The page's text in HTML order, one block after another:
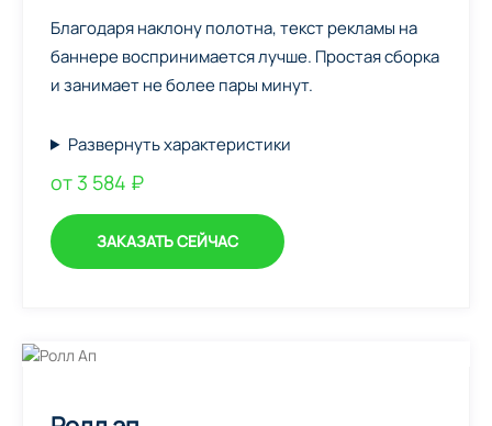
Благодаря наклону полотна, текст рекламы на
баннере воспринимается лучше. Простая сборка
и занимает не более пары минут.
Развернуть характеристики
от 3 584 ₽
ЗАКАЗАТЬ СЕЙЧАС